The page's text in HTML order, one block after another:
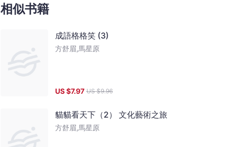
相似书籍
成語格格笑 (3)
方舒眉,馬星原
US $7.97 US $9.96
貓貓看天下（2） 文化藝術之旅
方舒眉,馬星原